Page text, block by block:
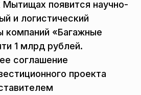
появится научно-
и логистический
компаний «Багажные
1 млрд рублей.
соглашение
проекта